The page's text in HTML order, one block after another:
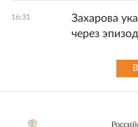
16:31
Захарова
через